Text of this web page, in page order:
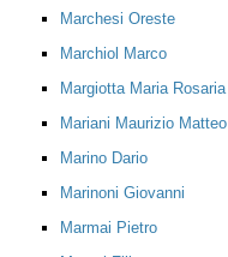
Marchesi Oreste
Marchiol Marco
Margiotta Maria Rosaria
Mariani Maurizio Matteo
Marino Dario
Marinoni Giovanni
Marmai Pietro